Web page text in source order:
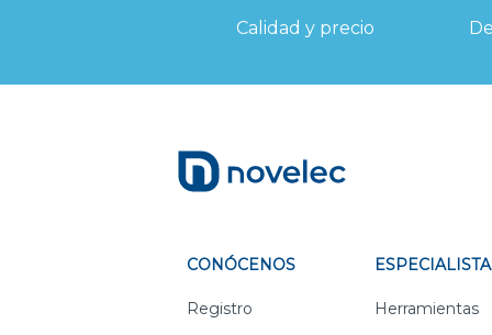
Calidad y precio
CONÓCENOS
Registro
Herramientas